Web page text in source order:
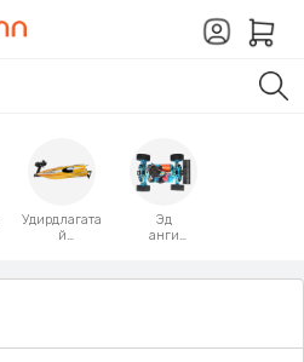
Удирдлагата
й
Эд
анги